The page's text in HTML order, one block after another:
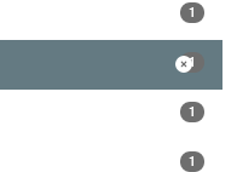
1
1
1
1